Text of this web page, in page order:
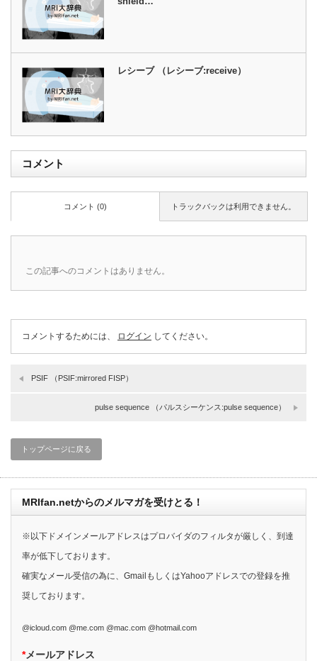
レシーブ （レシーブ:receive）
コメント
トラックバックは利用できません。
コメント (0)
この記事へのコメントはありません。
コメントするためには、 ログイン してください。
PSIF （PSIF:mirrored FISP）
pulse sequence （パルスシーケンス:pulse sequence）
トップページに戻る
MRIfan.netからのメルマガを受けとる！
※以下ドメインメールアドレスはプロバイダのフィルタが厳しく、到達
率が低下しております。
確実なメール受信の為に、GmailもしくはYahooアドレスでの登録を推
奨しております。
@icloud.com @me.com @mac.com @hotmail.com
*メールアドレス